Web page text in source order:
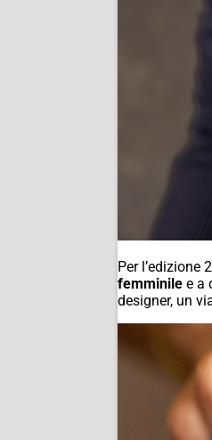
Per l’edizione
femminile e a
designer, un